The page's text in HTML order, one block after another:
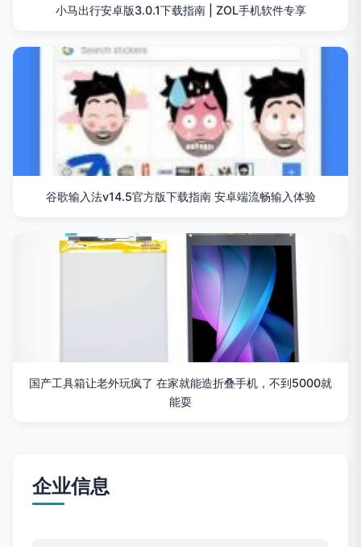
小马出行安卓版3.0.1下载指南 | ZOL手机软件专享
谷歌输入法v14.5官方版下载指南 安卓端流畅输入体验
国产工具箱让老外玩疯了 在家就能造折叠手机，不到5000就
能耍
企业信息